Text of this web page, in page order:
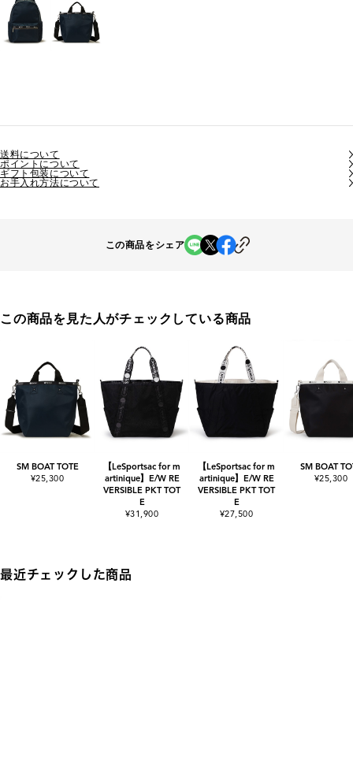
送料について
ポイントについて
ギフト包装について
お手入れ方法について
この商品をシェア
この商品を見た人がチェックしている商品
SM BOAT TOTE
¥25,300
【LeSportsac for m
artinique】E/W RE
VERSIBLE PKT TOT
E
¥31,900
【LeSportsac for m
artinique】E/W RE
VERSIBLE PKT TOT
E
¥27,500
SM BOAT
¥25,300
最近チェックした商品